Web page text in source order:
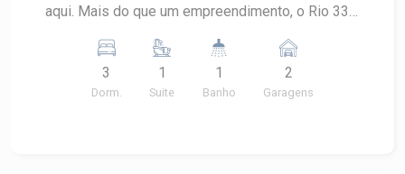
aqui. Mais do que um empreendimento, o Rio 330
momento espetacular. Uma obra capaz de
provocar admiração e fascínio.
3
Dorm.
1
Suite
1
Banho
2
Garagens